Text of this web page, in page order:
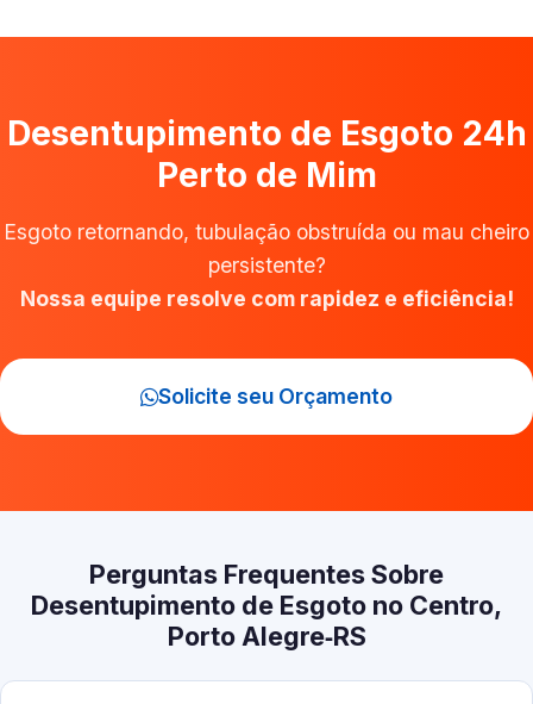
Desentupimento de Esgoto 24h
Perto de Mim
Esgoto retornando, tubulação obstruída ou mau cheiro
persistente?
Nossa equipe resolve com rapidez e eficiência!
Solicite seu Orçamento
Perguntas Frequentes Sobre
Desentupimento de Esgoto no Centro,
Porto Alegre‑RS